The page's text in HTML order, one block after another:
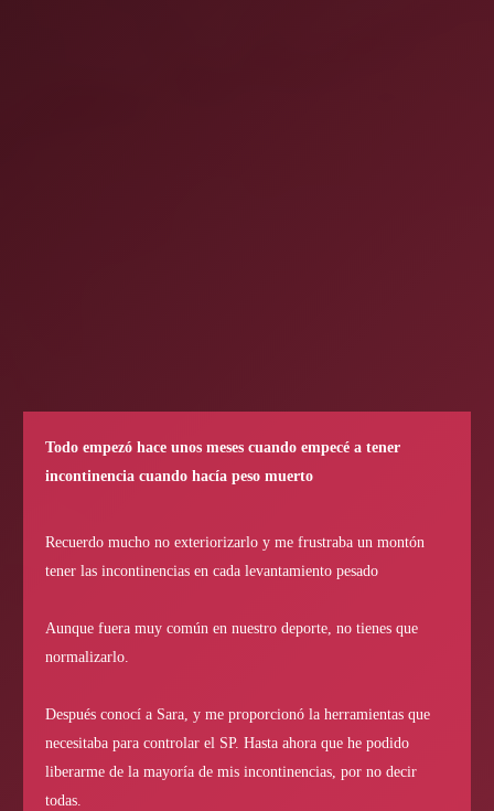
Todo empezó hace unos meses cuando empecé a tener
incontinencia cuando hacía peso muerto
Recuerdo mucho no exteriorizarlo y me frustraba un montón
tener las incontinencias en cada levantamiento pesado
Aunque fuera muy común en nuestro deporte, no tienes que
normalizarlo.
Después conocí a Sara, y me proporcionó la herramientas que
necesitaba para controlar el SP. Hasta ahora que he podido
liberarme de la mayoría de mis incontinencias, por no decir
todas.